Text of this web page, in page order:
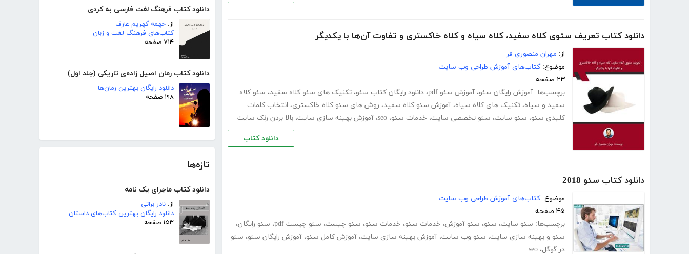
دانلود کتاب فرهنگ لغت فارسی به کردی
از: حهمه کهریم عارف
کتاب‌های فرهنگ لغت و زبان
۷۱۴ صفحه
دانلود کتاب رمان اصیل زاده‌ی تاریکی (جلد اول)
دانلود رایگان بهترین رمان‌ها
۱۹۸ صفحه
تازه‌ها
دانلود کتاب ماجرای یک نامه
از: نادر براتی
دانلود رایگان بهترین کتاب‌های داستان
۱۵۳ صفحه
دانلود کتاب تعریف سئوی کلاه سفید، کلاه سیاه و کلاه خاکستری و تفاوت آن‌ها با یکدیگر
از: مهران منصوری فر
موضوع: کتاب‌های آموزش طراحی وب سایت
۲۳ صفحه
برچسب‌ها: آموزش رایگان سئو، آموزش سئو pdf ، دانلود رایگان کتاب سئو، تکنیک های سئو کلاه سفید، سئو کلاه
سفید و سیاه، تکنیک های کلاه سیاه، آموزش سئو کلاه سفید، روش های سئو کلاه خاکستری، انتخاب کلمات
کلیدی سئو، سئو سایت، سئو تخصصی سایت، خدمات سئو، seo، آموزش بهینه سازی سایت، بالا بردن رنک سایت
دانلود کتاب
دانلود کتاب سئو 2018
موضوع: کتاب‌های آموزش طراحی وب سایت
۴۵ صفحه
برچسب‌ها: سئو سایت، سئو، سئو آموزش، خدمات سئو، خدمات سئو، سئو چیست، سئو چیست pdf ، سئو رایگان،
سئو و بهینه سازی سایت، سئو وب سایت، آموزش بهینه سازی سایت، آموزش کامل سئو، آموزش رایگان سئو، سئو
در گوگل، seo